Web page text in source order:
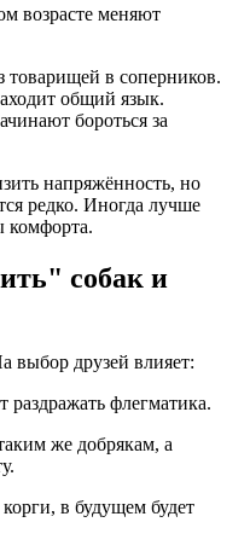
возрасте меняют
товарищей в соперников.
общий язык.
бороться за
напряжённость, но
редко. Иногда лучше
комфорта.
собак и
выбор друзей влияет:
флегматика.
же добрякам, а
в будущем будет